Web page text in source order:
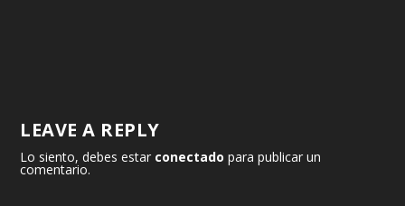
LEAVE A REPLY
Lo siento, debes estar conectado para publicar un
comentario.